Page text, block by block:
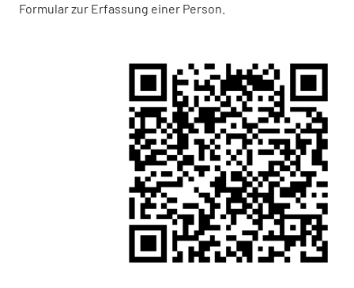
Formular zur Erfassung einer Person.